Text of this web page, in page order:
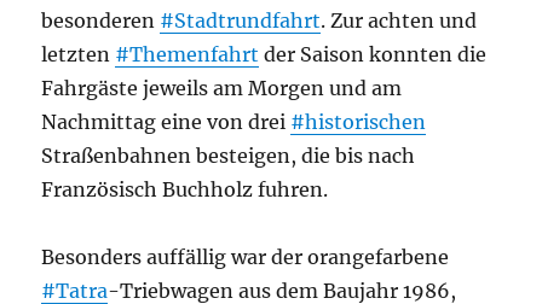
besonderen #Stadtrundfahrt. Zur achten und
letzten #Themenfahrt der Saison konnten die
Fahrgäste jeweils am Morgen und am
Nachmittag eine von drei #historischen
Straßenbahnen besteigen, die bis nach
Französisch Buchholz fuhren.
Besonders auffällig war der orangefarbene
#Tatra-Triebwagen aus dem Baujahr 1986,